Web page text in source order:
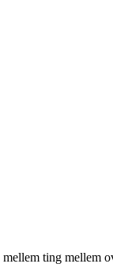
ting mellem